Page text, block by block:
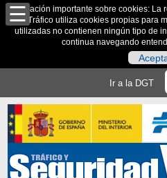
Información importante sobre cookies: La
de Tráfico utiliza cookies propias para
utilizadas no contienen ningún tipo de
continua navegando
Ir a la DGT